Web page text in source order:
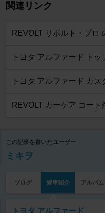
関連リンク
REVOLT リボルト・プロ
トヨタ アルファード トッ
トヨタ アルファード カス
REVOLT カーケア コー
この記事を書いたユーザー
ミキヲ
ブログ 愛車紹介 アルバム
トヨタ アルファード